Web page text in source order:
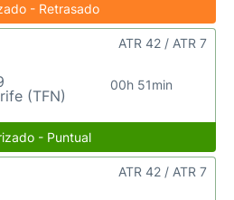
- Retrasado
(TFN)
00h 51min
ATR 42 / ATR 7
- Puntual
ATR 42 / ATR 7